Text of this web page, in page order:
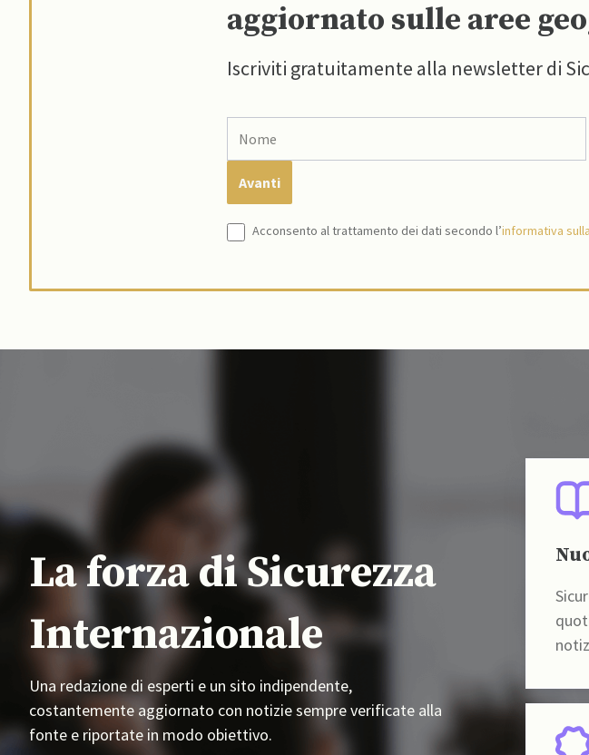
aggiornato sulle aree
Iscriviti gratuitamente alla newsletter di
Acconsento al trattamento dei dati secondo l’informativa
La forza di Sicurezza
Internazionale
Una redazione di esperti e un sito indipendente,
costantemente aggiornato con notizie sempre verificate alla
fonte e riportate in modo obiettivo.